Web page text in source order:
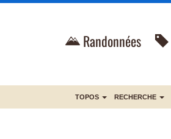
Randonnées
TOPOS RECHERCHE